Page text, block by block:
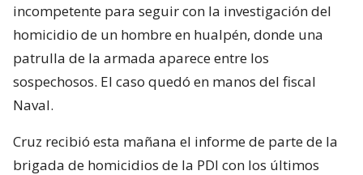
incompetente para seguir con la investigación del
homicidio de un hombre en hualpén, donde una
patrulla de la armada aparece entre los
sospechosos. El caso quedó en manos del fiscal
Naval.
Cruz recibió esta mañana el informe de parte de la
brigada de homicidios de la PDI con los últimos